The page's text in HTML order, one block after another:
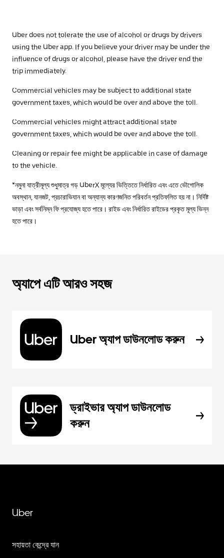
Uber does not tolerate the use of alcohol or drugs by drivers
using the Uber app. If you believe your driver may be under the
influence of drugs or alcohol, please have the driver end the
trip immediately.
Commercial vehicles may be subject to additional state
government taxes, which would be over and above the toll.
Commercial vehicles might attract additional state
government taxes, which would be over and above the toll.
Cleaning or repair fee might be applicable in case of damage
to the vehicle.
*নমুনা যাত্রীমূল্য শুধুমাত্র গড় UberX মূল্যের ভিত্তিতে নির্ধারিত এবং এতে ভৌগোলিক
অবস্থান, যানজট, প্রচারাভিযান বা অন্যান্য কারণজনিত পরিবর্তন প্রতিফলিত হয় না। নির্দিষ্ট
ভাড়া এবং সর্বনিম্ন ফি প্রযোজ্য হতে পারে। রাইড এবং নির্ধারিত রাইডের প্রকৃত মূল্য ভিন্ন
হতে পারে।
অ্যাপে এটি আরও সহজ
Uber অ্যাপ ডাউনলোড করুন
ড্রাইভার অ্যাপ ডাউনলোড
করুন
Uber
সহায়তা কেন্দ্রে যান